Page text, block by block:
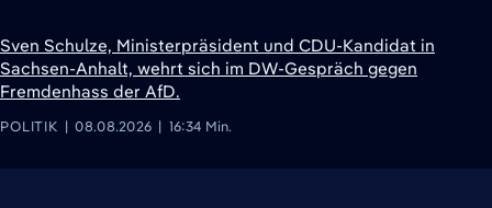
Sven Schulze, Ministerpräsident und CDU-Kandidat in
Sachsen-Anhalt, wehrt sich im DW-Gespräch gegen
Fremdenhass der AfD.
POLITIK 08.08.2026 16:34 Min.